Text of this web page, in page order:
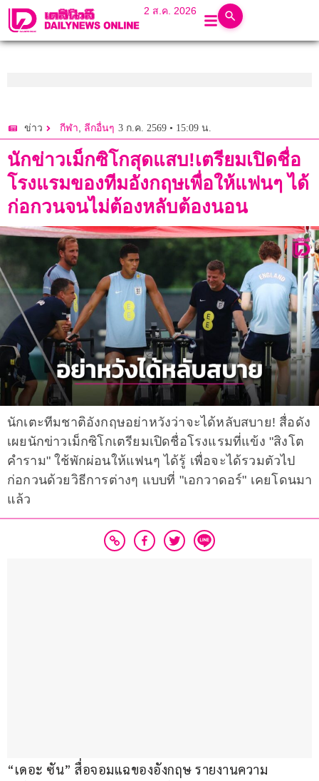
2 ส.ค. 2026
ข่าว กีฬา, ลีกอื่นๆ 3 ก.ค. 2569 • 15:09 น.
นักข่าวเม็กซิโกสุดแสบ!เตรียมเปิดชื่อ
โรงแรมของทีมอังกฤษเพื่อให้แฟนๆ ได้
ก่อกวนจนไม่ต้องหลับต้องนอน
นักเตะทีมชาติอังกฤษอย่าหวังว่าจะได้หลับสบาย! สื่อดัง
เผยนักข่าวเม็กซิโกเตรียมเปิดชื่อโรงแรมที่แข้ง "สิงโต
คำราม" ใช้พักผ่อนให้แฟนๆ ได้รู้ เพื่อจะได้รวมตัวไป
ก่อกวนด้วยวิธีการต่างๆ แบบที่ "เอกวาดอร์" เคยโดนมา
แล้ว
“เดอะ ซัน” สื่อจอมแฉของอังกฤษ รายงานความ